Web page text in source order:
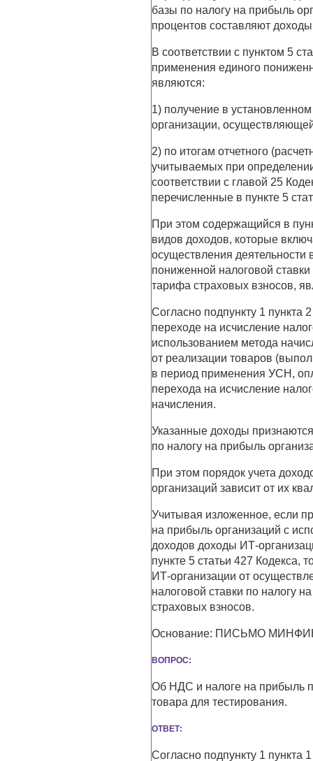
базы по налогу на прибыль
процентов составляют
В соответствии с пунктом 5
применения единого
являются:
1) получение в
организации,
2) по итогам отчетного
учитываемых при
соответствии с главой 25
перечисленные в пункте 5
При этом содержащийся в
видов доходов, которые
осуществления
пониженной налоговой
тарифа страховых взносов,
Согласно подпункту 1 пункта
переходе на исчисление
использованием метода
от реализации товаров
в период применения УСН,
перехода на исчисление
начисления.
Указанные доходы
по налогу на прибыль
При этом порядок учета
организаций зависит от их
Учитывая изложенное, если
на прибыль организаций с
доходов доходы ИТ-
пункте 5 статьи 427 Кодекса,
ИТ-организации от
налоговой ставки по налогу
страховых взносов.
Основание: ПИСЬМО
ВОПРОС:
Об НДС и налоге на прибыль
товара для тестирования.
ОТВЕТ:
Согласно подпункту 1 пункта